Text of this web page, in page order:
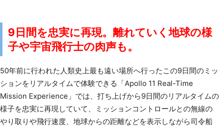
9日間を忠実に再現。離れていく地球の様
子や宇宙飛行士の肉声も。
50年前に行われた人類史上最も遠い場所へ行ったこの9日間のミッ
ションをリアルタイムで体験できる「Apollo 11 Real-Time
Mission Experience」では、打ち上げから9日間のリアルタイムの
様子を忠実に再現していて、ミッションコントロールとの無線の
やり取りや飛行速度、地球からの距離などを表示しながら司令船